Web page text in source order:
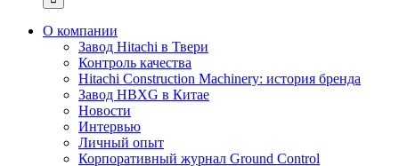
О компании
Завод Hitachi в Твери
Контроль качества
Hitachi Construction Machinery: история бренда
Завод HBXG в Китае
Новости
Интервью
Личный опыт
Корпоративный журнал Ground Control